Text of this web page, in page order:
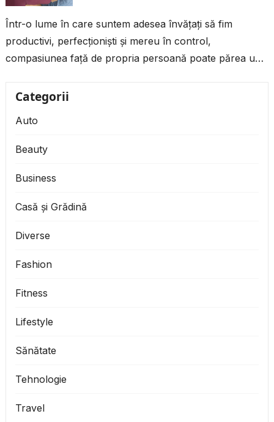
Într-o lume în care suntem adesea învățați să fim
productivi, perfecționiști și mereu în control,
compasiunea față de propria persoană poate părea un
Categorii
Auto
Beauty
Business
Casă și Grădină
Diverse
Fashion
Fitness
Lifestyle
Sănătate
Tehnologie
Travel